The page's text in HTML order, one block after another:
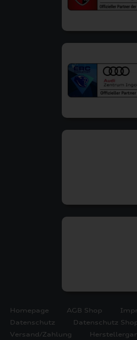
Homepage AGB Shop
Datenschutz
Datenschutz
Versand/Zahlung